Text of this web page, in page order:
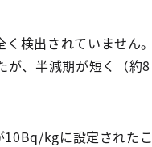
検出されていません
が、半減期が短く（約
kgに設定された